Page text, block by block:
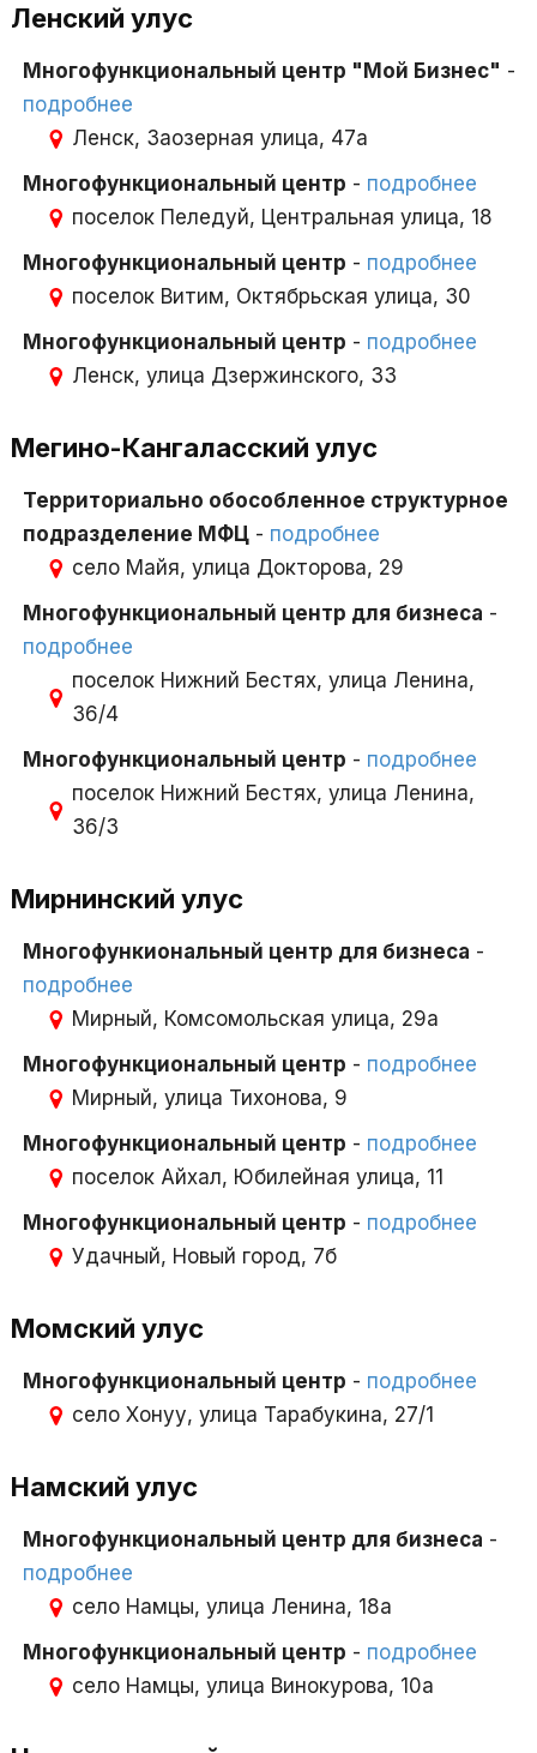
Ленский улус
Многофункциональный центр "Мой Бизнес" -
подробнее
Ленск, Заозерная улица, 47а
Многофункциональный центр - подробнее
поселок Пеледуй, Центральная улица, 18
Многофункциональный центр - подробнее
поселок Витим, Октябрьская улица, 30
Многофункциональный центр - подробнее
Ленск, улица Дзержинского, 33
Мегино-Кангаласский улус
Территориально обособленное структурное
подразделение МФЦ - подробнее
село Майя, улица Докторова, 29
Многофункциональный центр для бизнеса -
подробнее
поселок Нижний Бестях, улица Ленина,
36/4
Многофункциональный центр - подробнее
поселок Нижний Бестях, улица Ленина,
36/3
Мирнинский улус
Многофункиональный центр для бизнеса -
подробнее
Мирный, Комсомольская улица, 29а
Многофункциональный центр - подробнее
Мирный, улица Тихонова, 9
Многофункциональный центр - подробнее
поселок Айхал, Юбилейная улица, 11
Многофункциональный центр - подробнее
Удачный, Новый город, 7б
Момский улус
Многофункциональный центр - подробнее
село Хонуу, улица Тарабукина, 27/1
Намский улус
Многофункциональный центр для бизнеса -
подробнее
село Намцы, улица Ленина, 18а
Многофункциональный центр - подробнее
село Намцы, улица Винокурова, 10а